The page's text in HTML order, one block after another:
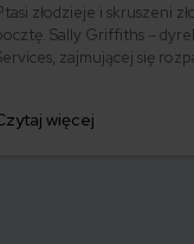
złodzieje i skruszeni
Sally Griffiths –
zajmującej się
próbach
więcej